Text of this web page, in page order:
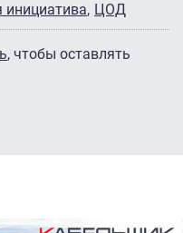
инициатива ЦОД
, чтобы оставлять